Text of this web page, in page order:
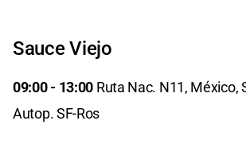
Sauce Viejo
09:00 - 13:00 Ruta Nac. N11, México,
Autop. SF-Ros